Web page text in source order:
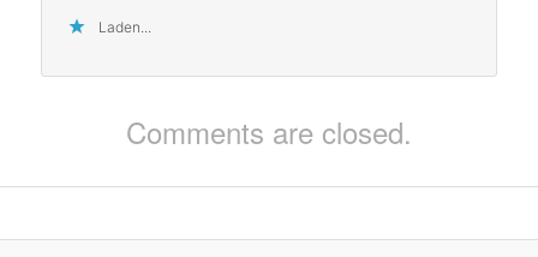
Laden...
Comments are closed.